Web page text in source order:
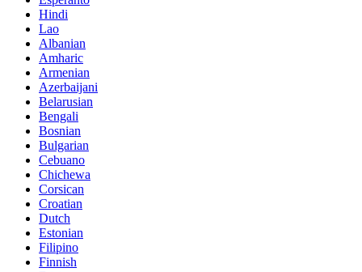
Hindi
Lao
Albanian
Amharic
Armenian
Azerbaijani
Belarusian
Bengali
Bosnian
Bulgarian
Cebuano
Chichewa
Corsican
Croatian
Dutch
Estonian
Filipino
Finnish